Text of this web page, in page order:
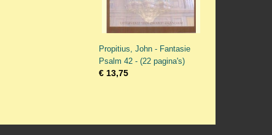
Propitius, John - Fantasie
Psalm 42 - (22 pagina's)
€ 13,75